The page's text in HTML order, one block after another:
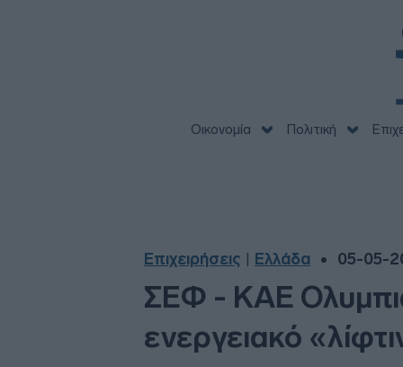
Οικονομία Πολιτική
Επιχειρήσεις Ελλάδα 05-05-
ΣΕΦ - ΚΑΕ
ενεργειακό